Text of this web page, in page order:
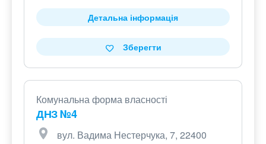
Детальна інформація
Зберегти
Комунальна форма власності
ДНЗ №4
вул. Вадима Нестерчука, 7, 22400